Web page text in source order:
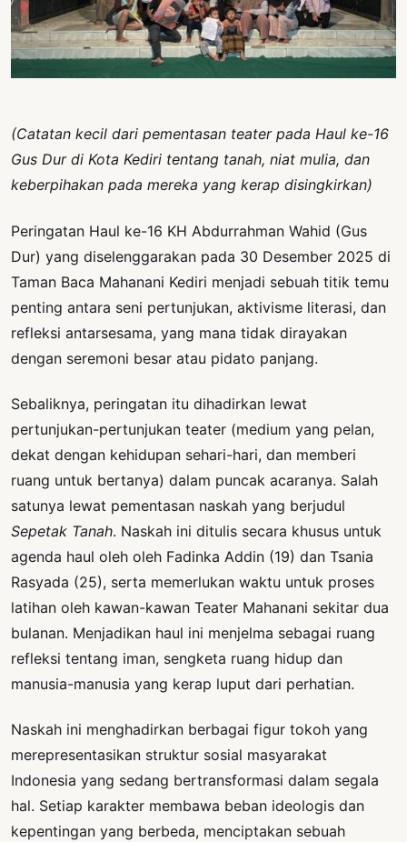
(Catatan kecil dari pementasan teater pada Haul ke-16
Gus Dur di Kota Kediri tentang tanah, niat mulia, dan
keberpihakan pada mereka yang kerap disingkirkan)
Peringatan Haul ke-16 KH Abdurrahman Wahid (Gus
Dur) yang diselenggarakan pada 30 Desember 2025 di
Taman Baca Mahanani Kediri menjadi sebuah titik temu
penting antara seni pertunjukan, aktivisme literasi, dan
refleksi antarsesama, yang mana tidak dirayakan
dengan seremoni besar atau pidato panjang.
Sebaliknya, peringatan itu dihadirkan lewat
pertunjukan-pertunjukan teater (medium yang pelan,
dekat dengan kehidupan sehari-hari, dan memberi
ruang untuk bertanya) dalam puncak acaranya. Salah
satunya lewat pementasan naskah yang berjudul
Sepetak Tanah. Naskah ini ditulis secara khusus untuk
agenda haul oleh oleh Fadinka Addin (19) dan Tsania
Rasyada (25), serta memerlukan waktu untuk proses
latihan oleh kawan-kawan Teater Mahanani sekitar dua
bulanan. Menjadikan haul ini menjelma sebagai ruang
refleksi tentang iman, sengketa ruang hidup dan
manusia-manusia yang kerap luput dari perhatian.
Naskah ini menghadirkan berbagai figur tokoh yang
merepresentasikan struktur sosial masyarakat
Indonesia yang sedang bertransformasi dalam segala
hal. Setiap karakter membawa beban ideologis dan
kepentingan yang berbeda, menciptakan sebuah